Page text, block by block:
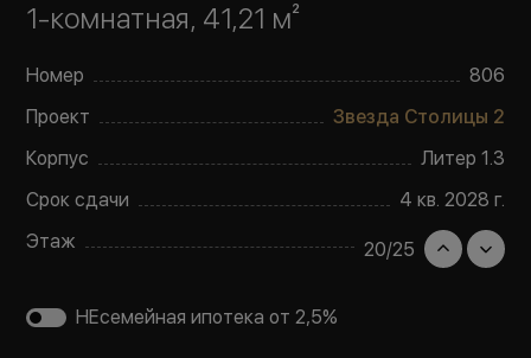
1-комнатная, 41,21 м²
Номер
806
Проект
Звезда Столицы 2
Корпус
Литер 1.3
Срок сдачи
4 кв. 2028 г.
Этаж
20/25
НЕсемейная ипотека от 2,5%